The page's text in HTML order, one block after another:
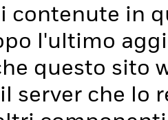
contenute in
l'ultimo
questo sito
server che lo